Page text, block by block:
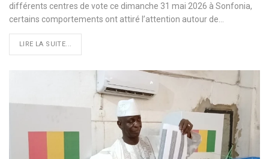
différents centres de vote ce dimanche 31 mai 2026 à Sonfonia,
certains comportements ont attiré l’attention autour de…
LIRE LA SUITE...